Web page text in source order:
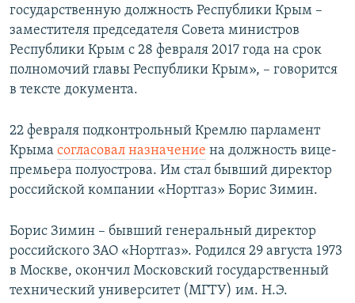
государственную должность Республики Крым –
заместителя председателя Совета министров
Республики Крым с 28 февраля 2017 года на срок
полномочий главы Республики Крым», – говорится
в тексте документа.
22 февраля подконтрольный Кремлю парламент
Крыма согласовал назначение на должность вице-
премьера полуострова. Им стал бывший директор
российской компании «Нортгаз» Борис Зимин.
Борис Зимин – бывший генеральный директор
российского ЗАО «Нортгаз». Родился 29 августа 1973
в Москве, окончил Московский государственный
технический университет (МГТУ) им. Н.Э.